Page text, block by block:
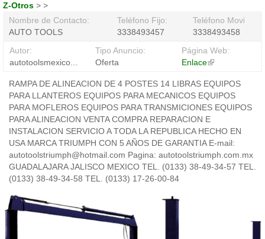
Z-Otros > >
Nombre de Contacto:
AUTO TOOLS
Teléfono Fijo:
3338493457
Teléfono Movil:
3338493458
Autor:
autotoolsmexico...
Tipo Anuncio:
Oferta
Página Web:
Enlace(link
external)
RAMPA DE ALINEACION DE 4 POSTES 14 LIBRAS EQUIPOS
PARA LLANTEROS EQUIPOS PARA MECANICOS EQUIPOS
PARA MOFLEROS EQUIPOS PARA TRANSMICIONES EQUIPOS
PARA ALINEACION VENTA COMPRA REPARACION E
INSTALACION SERVICIO A TODA LA REPUBLICA HECHO EN
USA MARCA TRIUMPH CON 5 AÑOS DE GARANTIA E-mail:
autotoolstriumph@hotmail.com Pagina: autotoolstriumph.com.mx
GUADALAJARA JALISCO MEXICO TEL. (0133) 38-49-34-57 TEL.
(0133) 38-49-34-58 TEL. (0133) 17-26-00-84